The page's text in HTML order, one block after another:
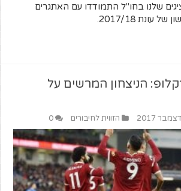
שלנו בחו"ל התמודדו עם האתגרים
עונת 2017/18.
הניצחון המרשים על
הזווית לחיבורים 0